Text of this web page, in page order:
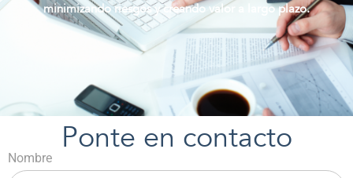
minimizando riesgos y creando valor a largo plazo.
Ponte en contacto
Nombre